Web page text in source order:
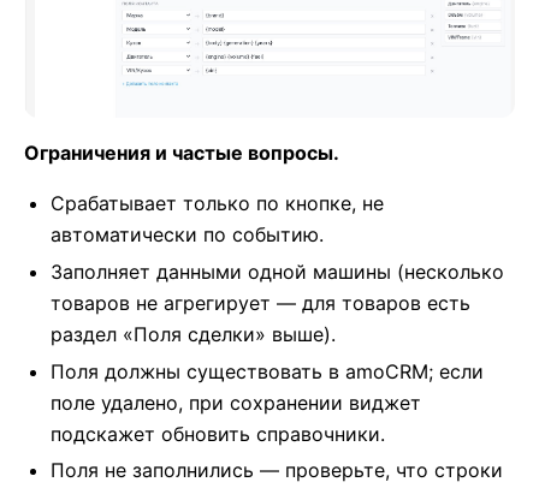
Ограничения и частые вопросы.
Срабатывает только по кнопке, не
автоматически по событию.
Заполняет данными одной машины (несколько
товаров не агрегирует — для товаров есть
раздел «Поля сделки» выше).
Поля должны существовать в amoCRM; если
поле удалено, при сохранении виджет
подскажет обновить справочники.
Поля не заполнились — проверьте, что строки